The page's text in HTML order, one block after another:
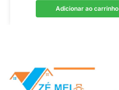
Adicionar ao carrinho